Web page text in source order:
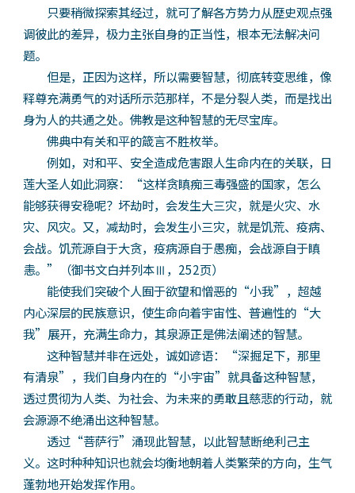
只要稍微探索其经过，就可了解各方势力从歴史观点强
调彼此的差异，极力主张自身的正当性，根本无法解决问
题。
但是，正因为这样，所以需要智慧，彻底转变思维，像
释尊充满勇气的对话所示范那样，不是分裂人类，而是找出
身为人的共通之处。佛教是这种智慧的无尽宝库。
佛典中有关和平的箴言不胜枚举。
例如，对和平、安全造成危害跟人生命内在的关联，日
莲大圣人如此洞察：“这样贪瞋痴三毒强盛的国家，怎么
能够获得安稳呢？坏劫时，会发生大三灾，就是火灾、水
灾、风灾。又，减劫时，会发生小三灾，就是饥荒、疫病、
会战。饥荒源自于大贪，疫病源自于愚痴，会战源自于瞋
恚。”（御书文白并列本Ⅲ，252页）
能使我们突破个人囿于欲望和憎恶的“小我”，超越
内心深层的民族意识，使生命向着宇宙性、普遍性的“大
我”展开，充满生命力，其泉源正是佛法阐述的智慧。
这种智慧并非在远处，诚如谚语：“深掘足下，那里
有清泉”，我们自身内在的“小宇宙”就具备这种智慧，
透过贯彻为人类、为社会、为未来的勇敢且慈悲的行动，就
会源源不绝涌出这种智慧。
透过“菩萨行”涌现此智慧，以此智慧断绝利己主
义。这时种种知识也就会均衡地朝着人类繁荣的方向，生气
蓬勃地开始发挥作用。